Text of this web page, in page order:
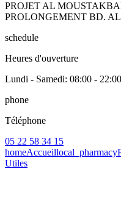
PROJET AL
PROLONGEMENT BD.
schedule
Heures d'ouverture
Lundi - Samedi: 08:00 - 22:00
phone
Téléphone
05 22 58 34 15
homeAccueillocal_pharmacy
Utiles